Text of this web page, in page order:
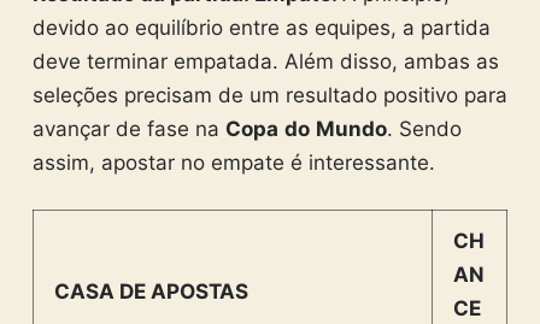
devido ao equilíbrio entre as equipes, a partida
deve terminar empatada. Além disso, ambas as
seleções precisam de um resultado positivo para
avançar de fase na Copa do Mundo. Sendo
assim, apostar no empate é interessante.
CASA DE APOSTAS
CH
AN
CE